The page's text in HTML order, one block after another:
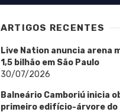
ARTIGOS RECENTES
Live Nation anuncia arena
1,5 bilhão em São Paulo
30/07/2026
Balneário Camboriú inicia
primeiro edifício-árvore do